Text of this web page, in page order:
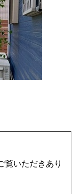
覧いただきあり